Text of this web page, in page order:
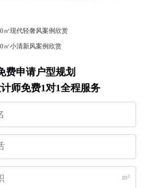
㎡现代轻奢风案例欣赏
㎡小清新风案例欣赏
费申请户型规划
师免费1对1全程服务
m²